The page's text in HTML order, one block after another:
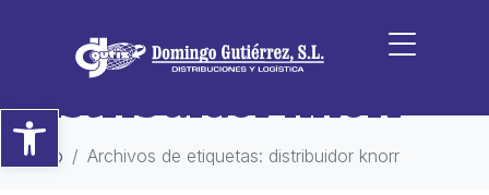
Abrir barra de herramientas
Etiqueta:
distribuidor knorr
Inicio Archivos de etiquetas: distribuidor knorr